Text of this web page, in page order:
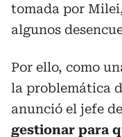
tomada por
algunos
Por ello, como
la problemática
anunció el jefe
gestionar para